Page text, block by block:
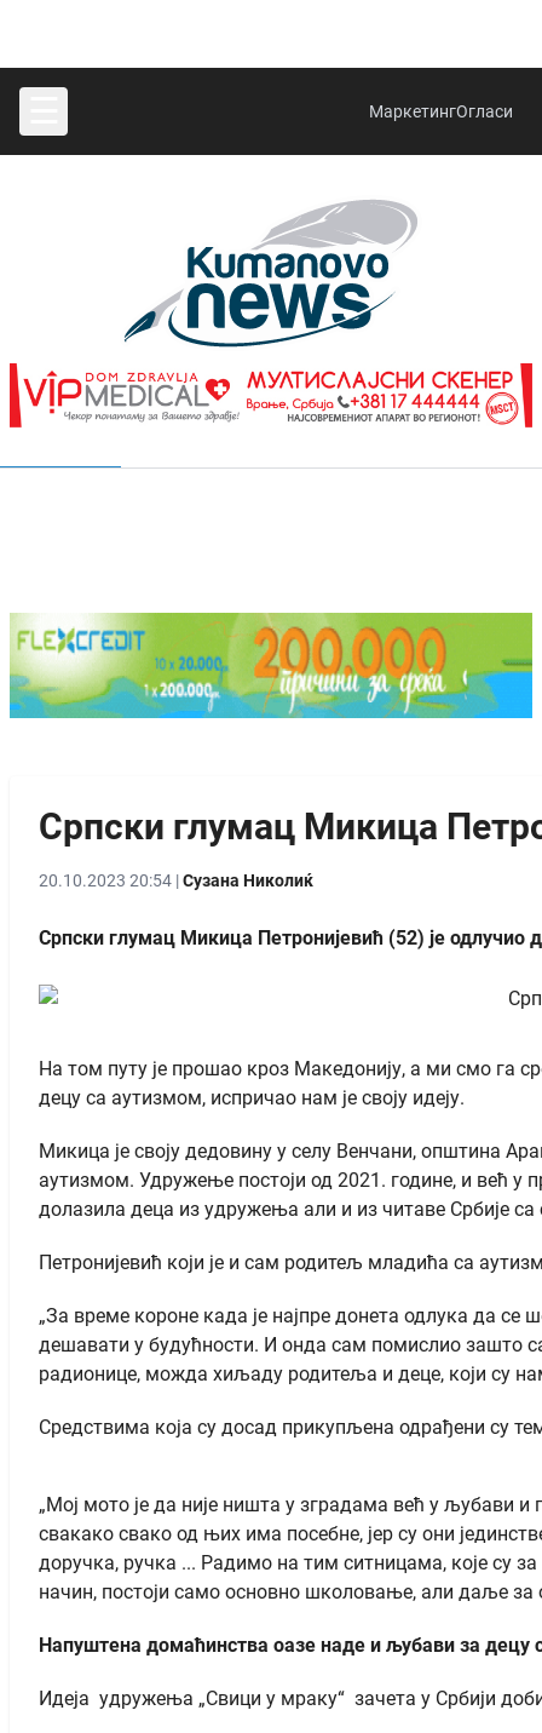
МаркетингОгласи
Српски глумац Микица
20.10.2023 20:54 |Сузана Николиќ
Српски глумац Микица Петронијевић (52) је
На том путу је прошао кроз Македонију, а ми смо га
децу са аутизмом, испричао нам је своју идеју.
Микица је своју дедовину у селу Венчани, општина
аутизмом. Удружење постоји од 2021. године, и већ у
долазила деца из удружења али и из читаве Србије
Петронијевић који је и сам родитељ младића са
„За време короне када је најпре донета одлука да
дешавати у будућности. И онда сам помислио зашто
радионице, можда хиљаду родитеља и деце, који су
Средствима која су досад прикупљена одрађени су
„Мој мото је да није ништа у зградама већ у љубави
свакако свако од њих има посебне, јер су они
доручка, ручка ... Радимо на тим ситницама, које су
начин, постоји само основно школовање, али даље за
Напуштена домаћинства оазе наде и љубави за децу
Идеја удружења „Свици у мраку“ зачета у Србији